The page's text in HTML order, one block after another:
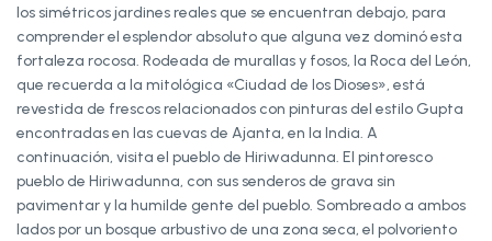
los simétricos jardines reales que se encuentran debajo, para
comprender el esplendor absoluto que alguna vez dominó esta
fortaleza rocosa. Rodeada de murallas y fosos, la Roca del León,
que recuerda a la mitológica «Ciudad de los Dioses», está
revestida de frescos relacionados con pinturas del estilo Gupta
encontradas en las cuevas de Ajanta, en la India. A
continuación, visita el pueblo de Hiriwadunna. El pintoresco
pueblo de Hiriwadunna, con sus senderos de grava sin
pavimentar y la humilde gente del pueblo. Sombreado a ambos
lados por un bosque arbustivo de una zona seca, el polvoriento